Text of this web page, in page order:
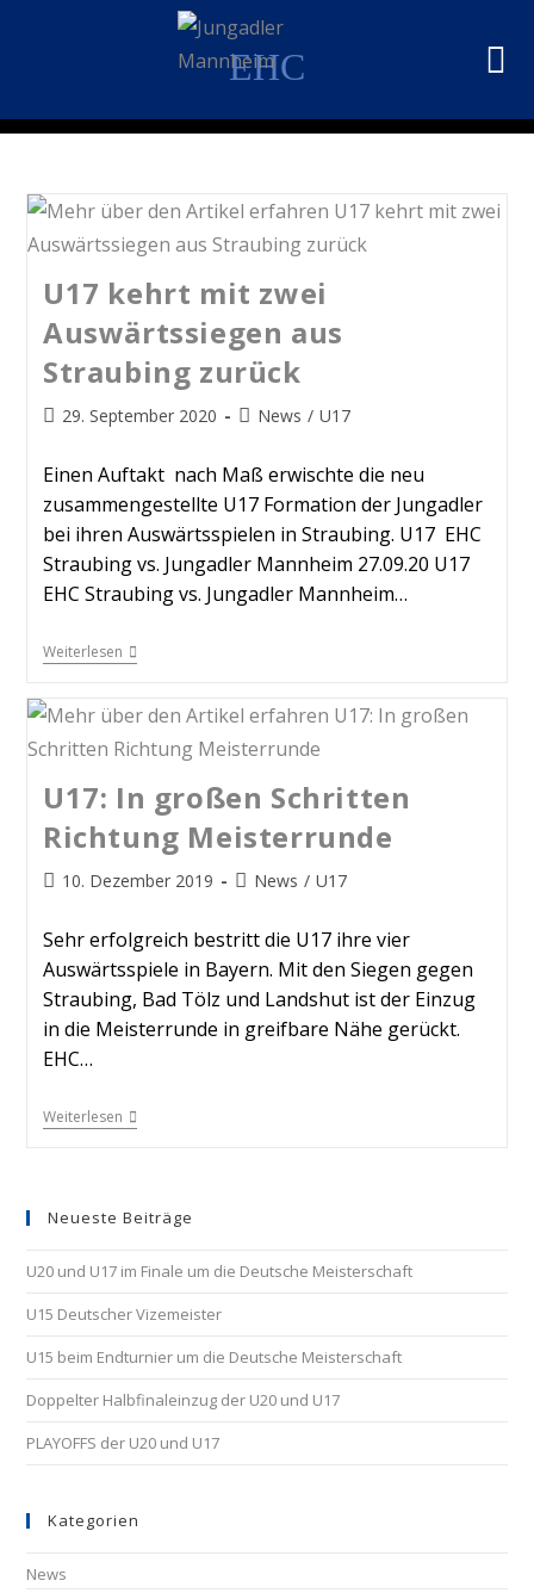
EHC
U17 kehrt mit zwei
Auswärtssiegen aus
Straubing zurück
29. September 2020 News / U17
Einen Auftakt nach Maß erwischte die neu
zusammengestellte U17 Formation der Jungadler
bei ihren Auswärtsspielen in Straubing. U17 EHC
Straubing vs. Jungadler Mannheim 27.09.20 U17
EHC Straubing vs. Jungadler Mannheim…
Weiterlesen
U17: In großen Schritten
Richtung Meisterrunde
10. Dezember 2019 News / U17
Sehr erfolgreich bestritt die U17 ihre vier
Auswärtsspiele in Bayern. Mit den Siegen gegen
Straubing, Bad Tölz und Landshut ist der Einzug
in die Meisterrunde in greifbare Nähe gerückt.
EHC…
Weiterlesen
Neueste Beiträge
U20 und U17 im Finale um die Deutsche Meisterschaft
U15 Deutscher Vizemeister
U15 beim Endturnier um die Deutsche Meisterschaft
Doppelter Halbfinaleinzug der U20 und U17
PLAYOFFS der U20 und U17
Kategorien
News